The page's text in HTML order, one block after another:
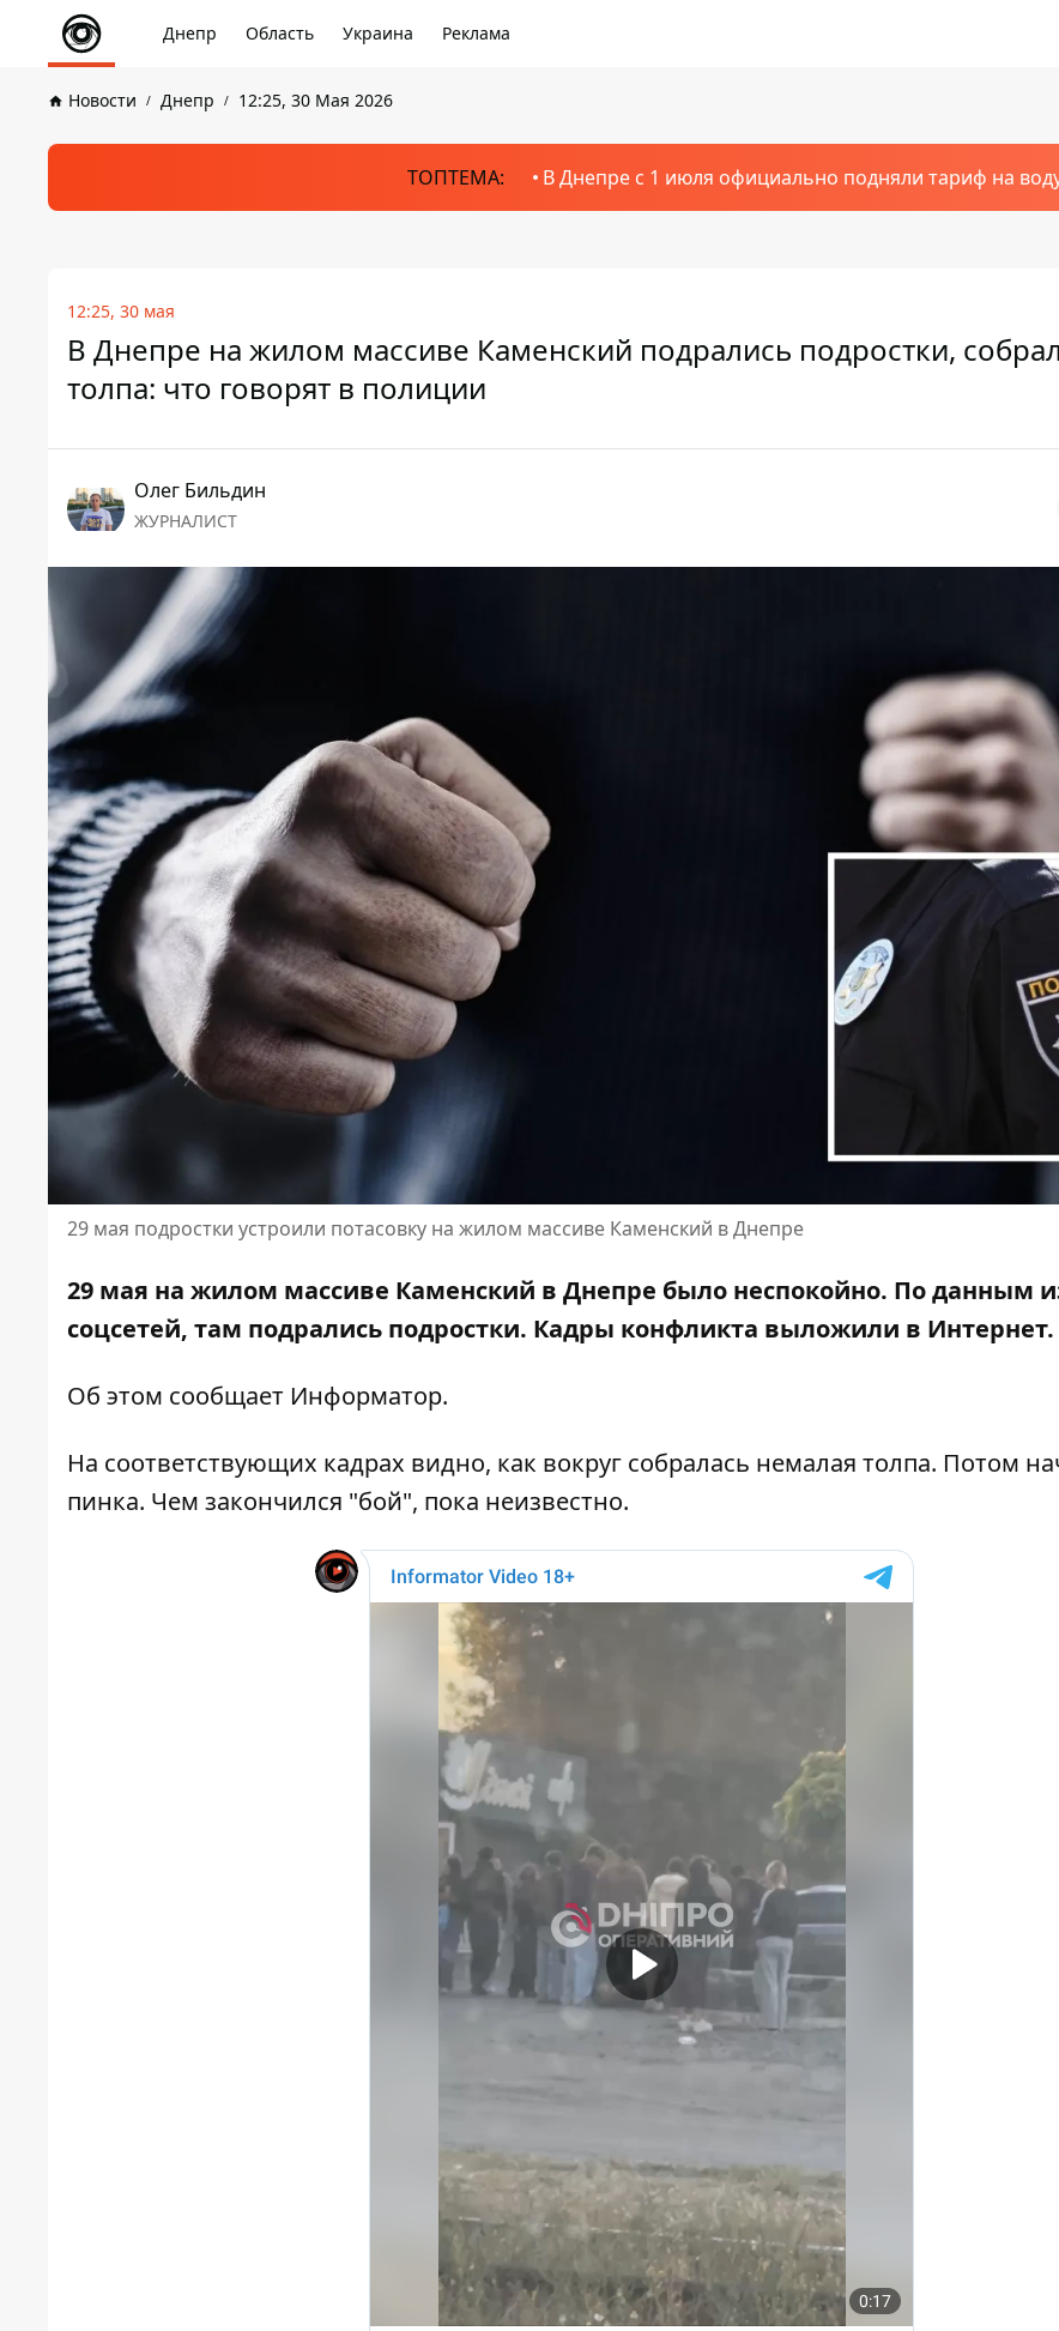
Днепр Область Украина Реклама
Новости Днепр 12:25, 30 Мая 2026
ТОПТЕМА: В Днепре с 1 июля официально подняли тариф на
12:25, 30 мая
В Днепре на жилом массиве Каменский подрались подростки,
толпа: что говорят в полиции
Олег Бильдин
ЖУРНАЛИСТ
29 мая подростки устроили потасовку на жилом массиве Каменский в Днепре
29 мая на жилом массиве Каменский в Днепре было неспокойно. По данным
соцсетей, там подрались подростки. Кадры конфликта выложили в Интернет.
Об этом сообщает Информатор.
На соответствующих кадрах видно, как вокруг собралась немалая толпа. Потом
пинка. Чем закончился "бой", пока неизвестно.